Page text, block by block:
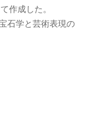
作成した。
石学と芸術表現の